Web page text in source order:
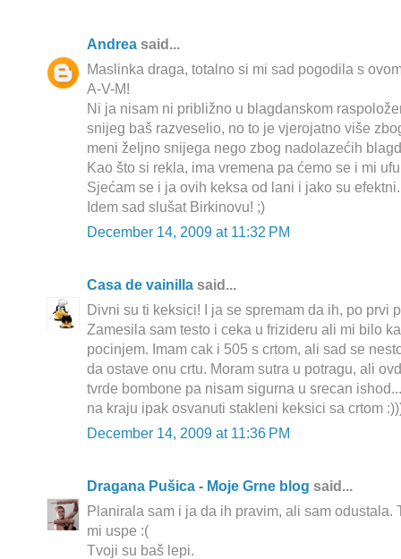
Andrea said...
Maslinka draga, totalno si mi sad pogodila s
A-V-M!
Ni ja nisam ni približno u blagdanskom
snijeg baš razveselio, no to je vjerojatno više
meni željno snijega nego zbog nadolazećih
Kao što si rekla, ima vremena pa ćemo se i mi
Sjećam se i ja ovih keksa od lani i jako su
Idem sad slušat Birkinovu! ;)
December 14, 2009 at 11:32 PM
Casa de vainilla said...
Divni su ti keksici! I ja se spremam da ih, po prvi
Zamesila sam testo i ceka u frizideru ali mi bilo
pocinjem. Imam cak i 505 s crtom, ali sad se
da ostave onu crtu. Moram sutra u potragu, ali
tvrde bombone pa nisam sigurna u srecan
na kraju ipak osvanuti stakleni keksici sa crtom
December 14, 2009 at 11:36 PM
Dragana Pušica - Moje Grne blog said...
Planirala sam i ja da ih pravim, ali sam odustala.
mi uspe :(
Tvoji su baš lepi.